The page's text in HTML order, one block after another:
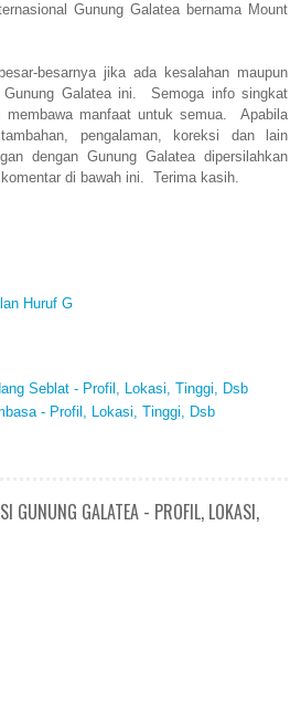
Gunung Galatea bernama Mount
besarnya jika ada kesalahan maupun
Gunung Galatea ini. Semoga info singkat
membawa manfaat untuk semua. Apabila
pengalaman, koreksi dan lain
dengan Gunung Galatea dipersilahkan
di bawah ini. Terima kasih.
Huruf G
Seblat - Profil, Lokasi, Tinggi, Dsb
- Profil, Lokasi, Tinggi, Dsb
GUNUNG GALATEA - PROFIL, LOKASI,